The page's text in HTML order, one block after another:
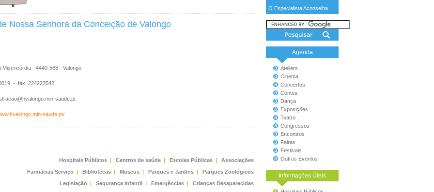
O Especialista Aconselha
Agenda
Ateliers
Cinema
Concertos
Contos
Dança
Exposições
Teatro
Congressos
Encontros
Feiras
Festivais
Outros Eventos
Informações Úteis
Nossa Senhora da Conceição de Valongo
Misericórdia - 4440-563 - Valongo
- fax: 224223542
saude.pt
saude.pt/
Hospitais Públicos | Centros de saúde | Escolas Públicas |
Associações
Farmácias Serviço | Bibliotecas | Museus | Parques e Jardins |
Parques Zoológicos
Legislação | Segurança Infantil | Emergências | Crianças Desaparecidas